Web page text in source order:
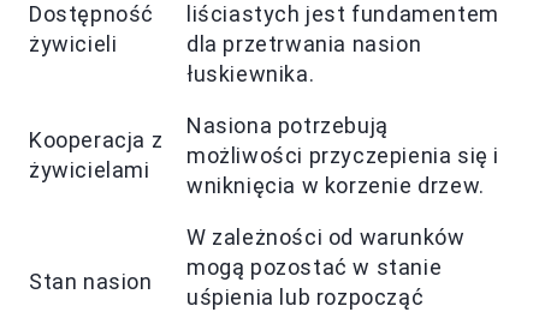
Dostępność
żywicieli
liściastych jest fundamentem
dla przetrwania nasion
łuskiewnika.
Kooperacja z
żywicielami
Nasiona potrzebują
możliwości przyczepienia się i
wniknięcia w korzenie drzew.
Stan nasion
W zależności od warunków
mogą pozostać w stanie
uśpienia lub rozpocząć